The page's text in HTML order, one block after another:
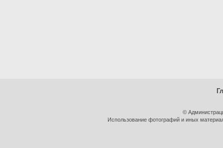
©
Использование фотографий и иных